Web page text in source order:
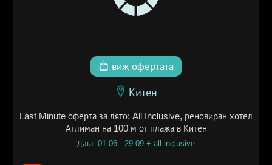
виж офертата
Китен
Last Minute оферта за лято: All Inclusive, реновиран хотел
Атлиман на 100 м от плажа в Китен
Дата: 01.06 - 29.09 + all inclusive